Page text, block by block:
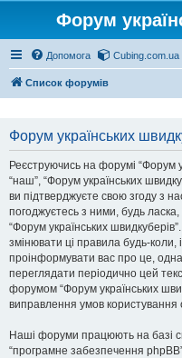
Форум
Допомога Cubing.com.ua
Список форумів
Форум українських
Реєструючись на форумі “Форум
“наш”, “Форум українських
ви підтверджуєте свою згоду з
погоджуєтесь з ними, будь
“Форум українських
змінювати ці правила будь-
проінформувати вас про це,
переглядати періодично цей
форумом “Форум українських
виправлення умов користування
Наші форуми працюють на базі
“програмне забезпечення